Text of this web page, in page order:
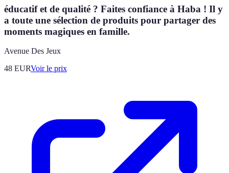
éducatif et de qualité ? Faites confiance à Haba ! Il y
a toute une sélection de produits pour partager des
moments magiques en famille.
Avenue Des Jeux
48 EURVoir le prix